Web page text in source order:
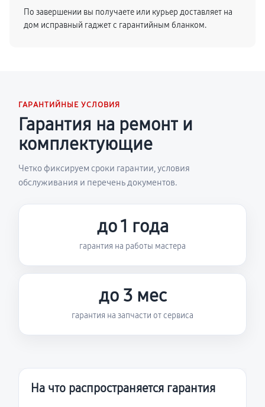
По завершении вы получаете или курьер доставляет на
дом исправный гаджет с гарантийным бланком.
ГАРАНТИЙНЫЕ УСЛОВИЯ
Гарантия на ремонт и
комплектующие
Четко фиксируем сроки гарантии, условия
обслуживания и перечень документов.
до 1 года
гарантия на работы мастера
до 3 мес
гарантия на запчасти от сервиса
На что распространяется гарантия